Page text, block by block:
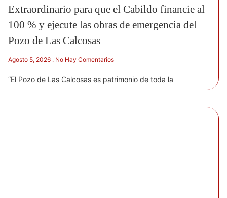
Extraordinario para que el Cabildo financie al
100 % y ejecute las obras de emergencia del
Pozo de Las Calcosas
Agosto 5, 2026 No Hay Comentarios
“El Pozo de Las Calcosas es patrimonio de toda la